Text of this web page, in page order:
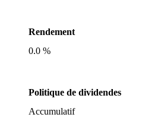
Rendement
0.0 %
Politique de dividendes
Accumulatif